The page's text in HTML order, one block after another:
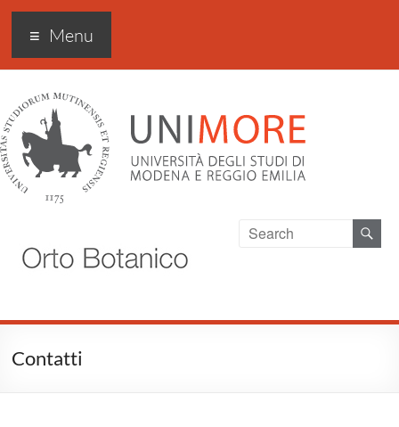
Orto Botanico Unimore
Menu
Contatti